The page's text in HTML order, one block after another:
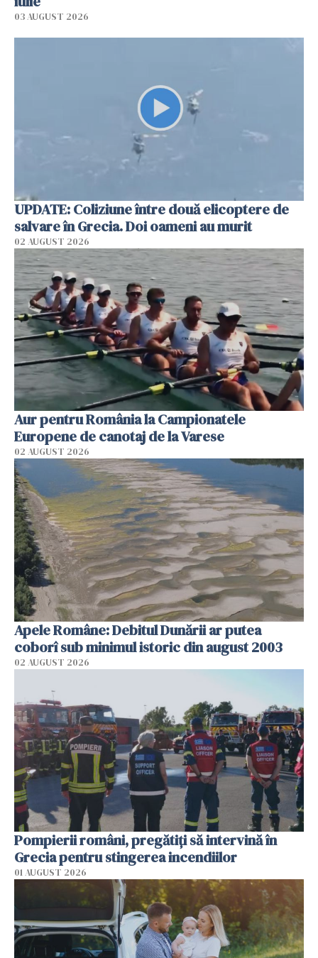
03 AUGUST 2026
UPDATE: Coliziune între două elicoptere de
salvare în Grecia. Doi oameni au murit
02 AUGUST 2026
Aur pentru România la Campionatele
Europene de canotaj de la Varese
02 AUGUST 2026
Apele Române: Debitul Dunării ar putea
coborî sub minimul istoric din august 2003
02 AUGUST 2026
Pompierii români, pregătiţi să intervină în
Grecia pentru stingerea incendiilor
01 AUGUST 2026